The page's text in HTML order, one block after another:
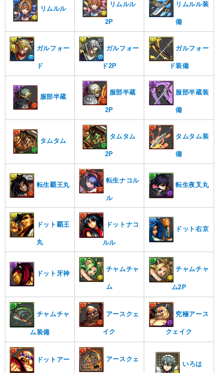
リムルル
リムルル
2P
リムルル装
備
ガルフォー
ド
ガルフォー
ド2P
ガルフォー
ド装備
服部半蔵
服部半蔵
2P
服部半蔵装
備
タムタム
タムタム
2P
タムタム装
備
転生覇王丸
転生ナコル
ル
転生夜叉丸
ドット覇王
丸
ドットナコ
ルル
ドット右京
ドット牙神
チャムチャ
ム
チャムチャ
ム2P
チャムチャ
ム装備
アースクェ
イク
究極アース
クェイク
ドットアー アースクェ
いろは